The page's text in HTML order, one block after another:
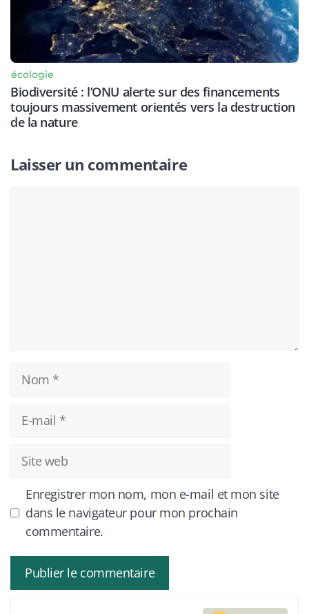
écologie
Biodiversité : l’ONU alerte sur des financements
toujours massivement orientés vers la destruction
de la nature
Laisser un commentaire
Nom
mail
Site
web
Enregistrer mon nom, mon e-mail et mon site
dans le navigateur pour mon prochain
commentaire.